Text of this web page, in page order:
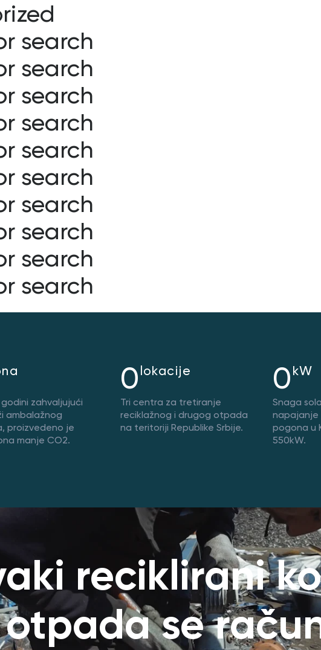
search
search
search
search
search
search
search
search
search
search
godini zahvaljujući
ambalažnog
proizvedeno je
manje CO2.
0 lokacije
Tri centra za tretiranje
reciklažnog i drugog otpada
na teritoriji Republike Srbije.
0 kW
Snaga
napajanje
pogona u
550kW.
reciklirani
otpada se